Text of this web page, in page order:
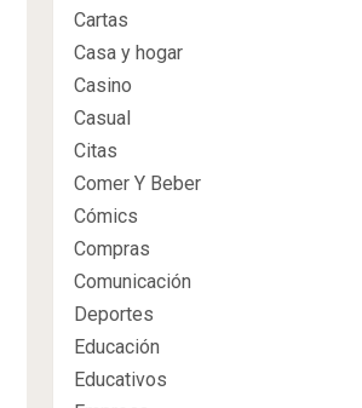
Cartas
Casa y hogar
Casino
Casual
Citas
Comer Y Beber
Cómics
Compras
Comunicación
Deportes
Educación
Educativos